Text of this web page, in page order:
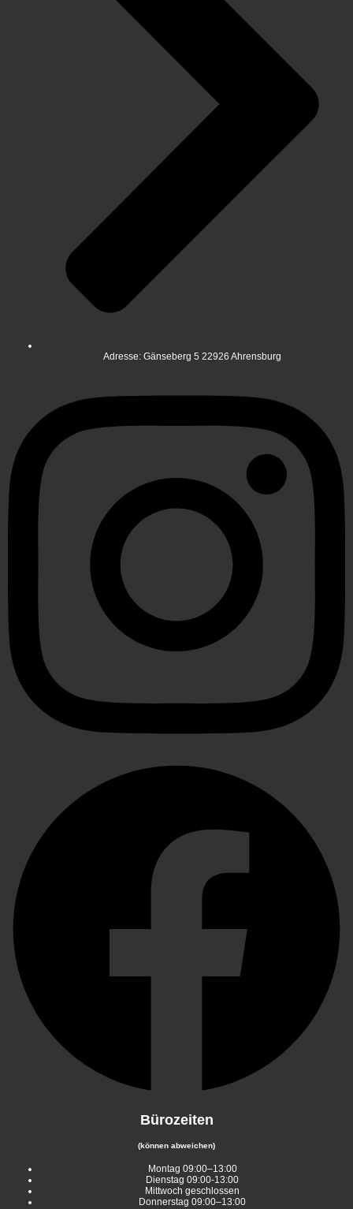
Adresse: Gänseberg 5 22926 Ahrensburg
Bürozeiten
(können abweichen)
Montag 09:00–13:00
Dienstag 09:00-13:00
Mittwoch geschlossen
Donnerstag 09:00–13:00